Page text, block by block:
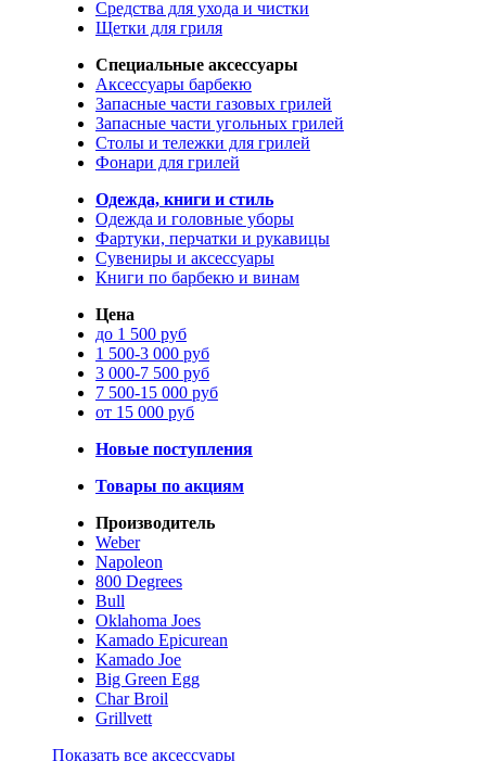
Средства для ухода и чистки
Щетки для гриля
Специальные аксессуары
Аксессуары барбекю
Запасные части газовых грилей
Запасные части угольных грилей
Столы и тележки для грилей
Фонари для грилей
Одежда, книги и стиль
Одежда и головные уборы
Фартуки, перчатки и рукавицы
Сувениры и аксессуары
Книги по барбекю и винам
Цена
до 1 500 руб
1 500-3 000 руб
3 000-7 500 руб
7 500-15 000 руб
от 15 000 руб
Новые поступления
Товары по акциям
Производитель
Weber
Napoleon
800 Degrees
Bull
Oklahoma Joes
Kamado Epicurean
Kamado Joe
Big Green Egg
Char Broil
Grillvett
Показать все аксессуары